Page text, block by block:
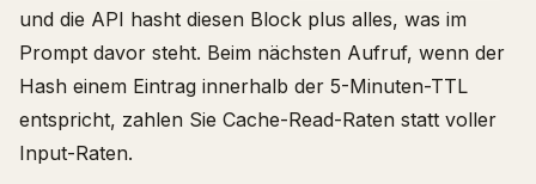
und die API hasht diesen Block plus alles, was im
Prompt davor steht. Beim nächsten Aufruf, wenn der
Hash einem Eintrag innerhalb der 5-Minuten-TTL
entspricht, zahlen Sie Cache-Read-Raten statt voller
Input-Raten.